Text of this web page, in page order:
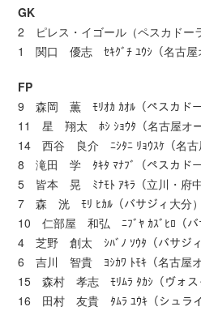
GK
2 ピレス・イゴール（ペスカドー
1 関口 優志 ｾｷｸﾞﾁ ﾕｳｼ（名古屋
FP
9 森岡 薫 ﾓﾘｵｶ ｶｵﾙ（ペスカドー
11 星 翔太 ﾎｼ ｼｮｳﾀ（名古屋オー
14 西谷 良介 ﾆｼﾀﾆ ﾘｮｳｽｹ（名古
8 滝田 学 ﾀｷﾀ ﾏﾅﾌﾞ（ペスカドー
5 皆本 晃 ﾐﾅﾓﾄ ｱｷﾗ（立川・府中
7 森 洸 ﾓﾘ ﾋｶﾙ（バサジィ大分）
10 仁部屋 和弘 ﾆﾌﾞﾔ ｶｽﾞﾋﾛ（バ
4 芝野 創太 ｼﾊﾞﾉ ｿｳﾀ（バサジィ
6 吉川 智貴 ﾖｼｶﾜ ﾄﾓｷ（名古屋オ
15 森村 孝志 ﾓﾘﾑﾗ ﾀｶｼ（ヴォス
16 田村 友貴 ﾀﾑﾗ ﾕｳｷ（シュライ